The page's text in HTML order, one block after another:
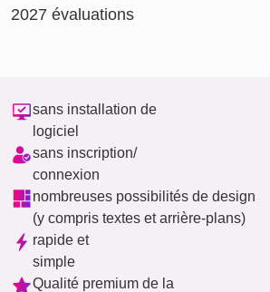
2027 évaluations
sans installation de
logiciel
sans inscription/
connexion
nombreuses possibilités de design
(y compris textes et arrière-plans)
rapide et
simple
Qualité premium de la